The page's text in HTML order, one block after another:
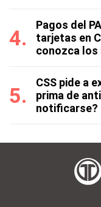
Pagos del
tarjetas en
conozca
CSS pide a
prima de
notificarse?